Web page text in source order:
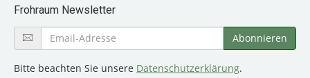
Frohraum Newsletter
Bitte beachten Sie unsere Datenschutzerklärung.